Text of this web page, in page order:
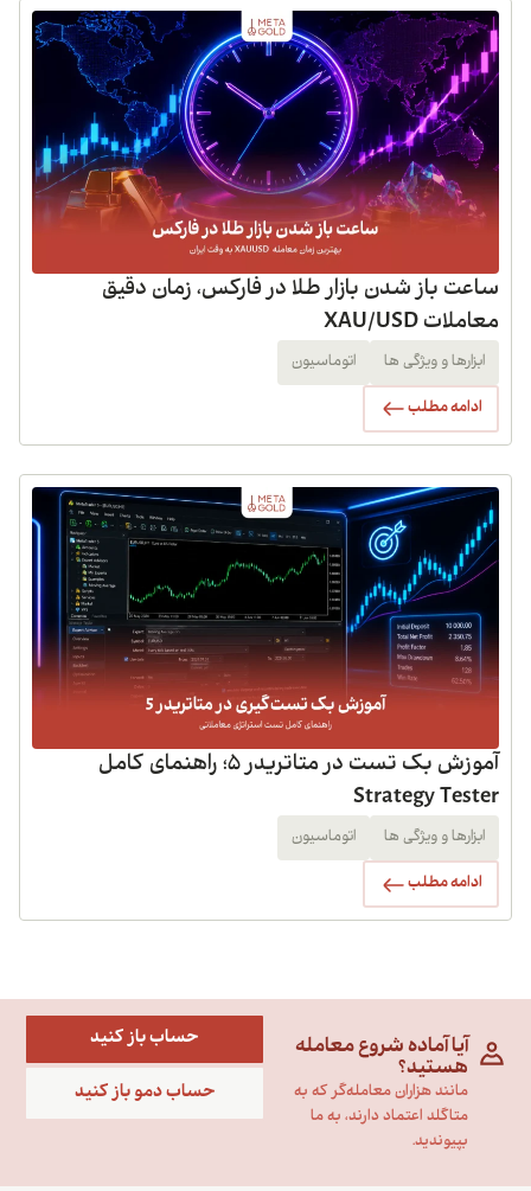
ساعت باز شدن بازار طلا در فارکس، زمان دقیق
معاملات XAU/USD
ابزارها و ویژگی ها اتوماسیون
ادامه مطلب
آموزش بک تست در متاتریدر 5؛ راهنمای کامل
Strategy Tester
ابزارها و ویژگی ها اتوماسیون
ادامه مطلب
آیا آماده شروع معامله
هستید؟
مانند هزاران معامله‌گر که به
متاگلد اعتماد دارند، به ما
بپیوندید.
حساب باز کنید
حساب دمو باز کنید